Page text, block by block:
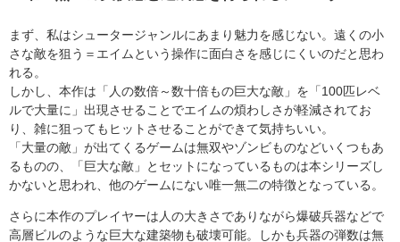
まず、私はシュータージャンルにあまり魅力を感じない。遠くの小
さな敵を狙う＝エイムという操作に面白さを感じにくいのだと思わ
れる。
しかし、本作は「人の数倍～数十倍もの巨大な敵」を「100匹レベ
ルで大量に」出現させることでエイムの煩わしさが軽減されてお
り、雑に狙ってもヒットさせることができて気持ちいい。
「大量の敵」が出てくるゲームは無双やゾンビものなどいくつもあ
るものの、「巨大な敵」とセットになっているものは本シリーズし
かないと思われ、他のゲームにない唯一無二の特徴となっている。
さらに本作のプレイヤーは人の大きさでありながら爆破兵器などで
高層ビルのような巨大な建築物も破壊可能。しかも兵器の弾数は無